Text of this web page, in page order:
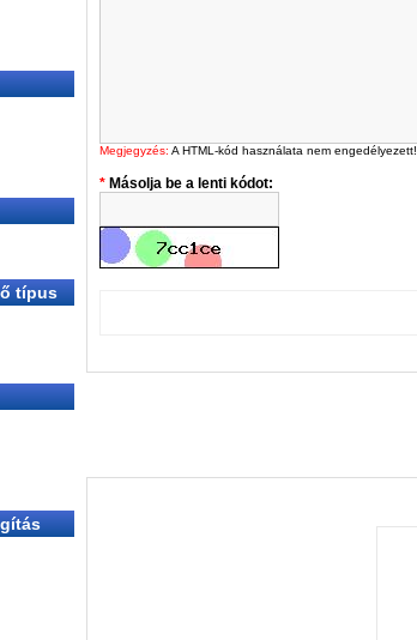
típus
Megjegyzés: A HTML-kód használata nem engedélyezett!
Másolja be a lenti kódot: